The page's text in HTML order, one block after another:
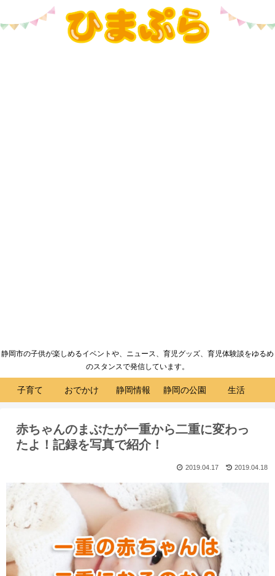
静岡市の子供が楽しめるイベントや、ニュース、育児グッズ、育児体験談をゆるめ
のスタンスで発信しています。
子育て おでかけ 静岡情報 静岡の公園 生活
赤ちゃんのまぶたが一重から二重に変わっ
たよ！記録を写真で紹介！
2019.04.18
2019.04.17